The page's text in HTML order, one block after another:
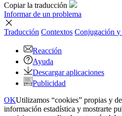
Copiar la traducción
Informar de un problema
Traducción Contextos Conjugación y
Reacción
Ayuda
Descargar aplicaciones
Publicidad
OKUtilizamos “cookies” propias y
información estadística y mostrarte